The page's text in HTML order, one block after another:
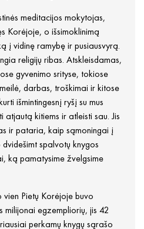
meditacijos mokytojas,
Korėjoje, o išsimoklinimą
į vidinę ramybę ir pusiausvyrą.
religijų ribas. Atskleisdamas,
gyvenimo srityse, tokiose
darbas, troškimai ir kitose
išmintingesnį ryšį su mus
atjautą kitiems ir atleisti sau. Jis
ir pataria, kaip sąmoningai į
spalvotų knygos
ką pamatysime žvelgsime
Pietų Korėjoje buvo
egzempliorių, jis 42
perkamų knygų sąrašo